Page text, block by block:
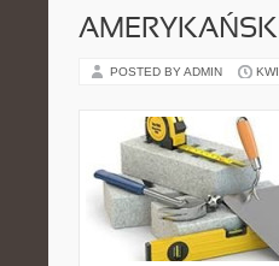
POSTED BY ADMIN